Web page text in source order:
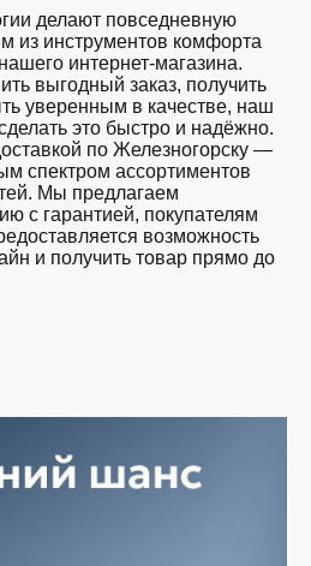
делают повседневную
из инструментов комфорта
интернет-магазина.
выгодный заказ, получить
уверенным в качестве, наш
это быстро и надёжно.
по Железногорску —
спектром ассортиментов
Мы предлагаем
с гарантией, покупателям
возможность
и получить товар прямо до
по привлекательной
ассортимент, следим
магазине в Железногорске
продукт в нужный момент.
выполнить бесплатную
У нас есть такая
удобные условия оплаты,